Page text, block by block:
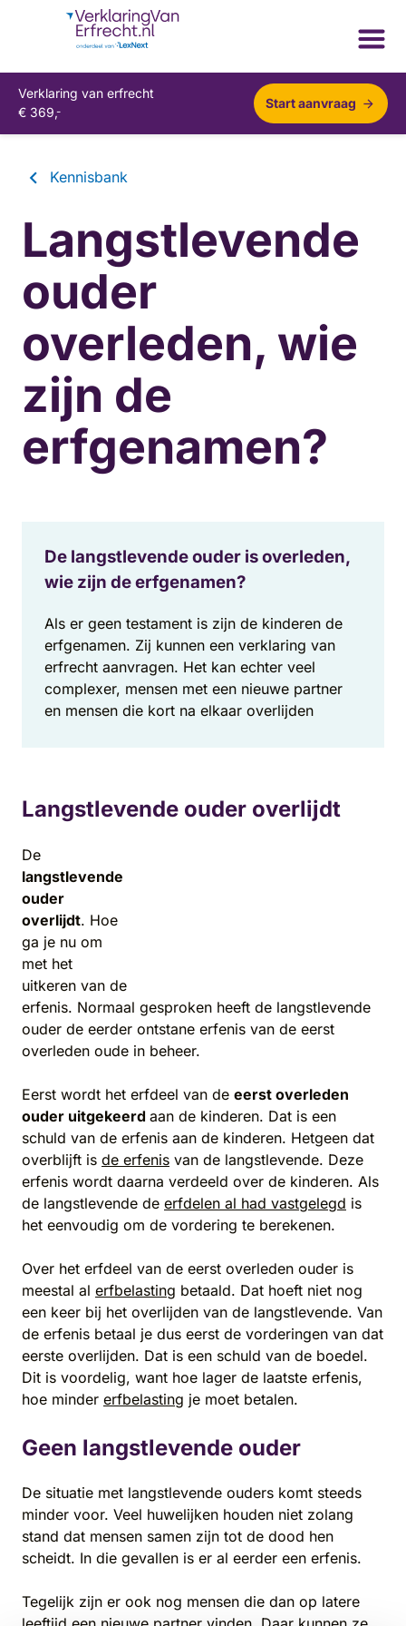
Kennisbank
Langstlevende
ouder
overleden, wie
zijn de
erfgenamen?
De langstlevende ouder is overleden,
wie zijn de erfgenamen?
Als er geen testament is zijn de kinderen de
erfgenamen. Zij kunnen een verklaring van
erfrecht aanvragen. Het kan echter veel
complexer, mensen met een nieuwe partner
en mensen die kort na elkaar overlijden
Langstlevende ouder overlijdt
De
langstlevende
ouder
overlijdt. Hoe
ga je nu om
met het
uitkeren van de
erfenis. Normaal gesproken heeft de langstlevende
ouder de eerder ontstane erfenis van de eerst
overleden oude in beheer.
Eerst wordt het erfdeel van de eerst overleden
ouder uitgekeerd aan de kinderen. Dat is een
schuld van de erfenis aan de kinderen. Hetgeen dat
overblijft is de erfenis van de langstlevende. Deze
erfenis wordt daarna verdeeld over de kinderen. Als
de langstlevende de erfdelen al had vastgelegd is
het eenvoudig om de vordering te berekenen.
Over het erfdeel van de eerst overleden ouder is
meestal al erfbelasting betaald. Dat hoeft niet nog
een keer bij het overlijden van de langstlevende. Van
de erfenis betaal je dus eerst de vorderingen van dat
eerste overlijden. Dat is een schuld van de boedel.
Dit is voordelig, want hoe lager de laatste erfenis,
hoe minder erfbelasting je moet betalen.
Geen langstlevende ouder
De situatie met langstlevende ouders komt steeds
minder voor. Veel huwelijken houden niet zolang
stand dat mensen samen zijn tot de dood hen
scheidt. In die gevallen is er al eerder een erfenis.
Tegelijk zijn er ook nog mensen die dan op latere
Verklaring van erfrecht
€ 369,-
Start aanvraag